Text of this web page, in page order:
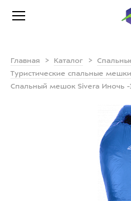
Главная Каталог
Туристические спальные мешки
Спальный мешок Sivera Иночь -